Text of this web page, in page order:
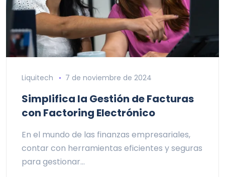
Liquitech 7 de noviembre de 2024
Simplifica la Gestión de Facturas
con Factoring Electrónico
En el mundo de las finanzas empresariales,
contar con herramientas eficientes y seguras
para gestionar…